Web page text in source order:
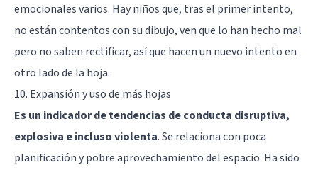
emocionales varios. Hay niños que, tras el primer intento,
no están contentos con su dibujo, ven que lo han hecho mal
pero no saben rectificar, así que hacen un nuevo intento en
otro lado de la hoja.
10. Expansión y uso de más hojas
Es un indicador de tendencias de conducta disruptiva,
explosiva e incluso violenta. Se relaciona con poca
planificación y pobre aprovechamiento del espacio. Ha sido